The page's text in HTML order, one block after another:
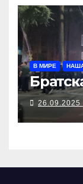
В МИРЕ
26.09.2025